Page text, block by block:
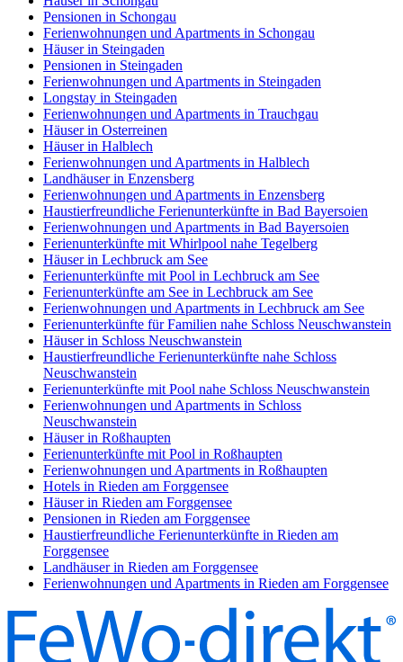
Pensionen in Schongau
Ferienwohnungen und Apartments in Schongau
Häuser in Steingaden
Pensionen in Steingaden
Ferienwohnungen und Apartments in Steingaden
Longstay in Steingaden
Ferienwohnungen und Apartments in Trauchgau
Häuser in Osterreinen
Häuser in Halblech
Ferienwohnungen und Apartments in Halblech
Landhäuser in Enzensberg
Ferienwohnungen und Apartments in Enzensberg
Haustierfreundliche Ferienunterkünfte in Bad Bayersoien
Ferienwohnungen und Apartments in Bad Bayersoien
Ferienunterkünfte mit Whirlpool nahe Tegelberg
Häuser in Lechbruck am See
Ferienunterkünfte mit Pool in Lechbruck am See
Ferienunterkünfte am See in Lechbruck am See
Ferienwohnungen und Apartments in Lechbruck am See
Ferienunterkünfte für Familien nahe Schloss Neuschwanstein
Häuser in Schloss Neuschwanstein
Haustierfreundliche Ferienunterkünfte nahe Schloss
Neuschwanstein
Ferienunterkünfte mit Pool nahe Schloss Neuschwanstein
Ferienwohnungen und Apartments in Schloss
Neuschwanstein
Häuser in Roßhaupten
Ferienunterkünfte mit Pool in Roßhaupten
Ferienwohnungen und Apartments in Roßhaupten
Hotels in Rieden am Forggensee
Häuser in Rieden am Forggensee
Pensionen in Rieden am Forggensee
Haustierfreundliche Ferienunterkünfte in Rieden am
Forggensee
Landhäuser in Rieden am Forggensee
Ferienwohnungen und Apartments in Rieden am Forggensee